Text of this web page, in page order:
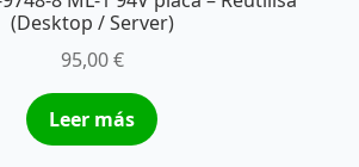
(Desktop / Server)
95,00€
Leer más